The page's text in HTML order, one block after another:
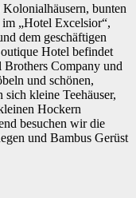
bunten
„Hotel Excelsior“,
dem geschäftigen
Hotel befindet
Brothers Company und
und schönen,
kleine Teehäuser,
Hockern
besuchen wir die
und Bambus Gerüst